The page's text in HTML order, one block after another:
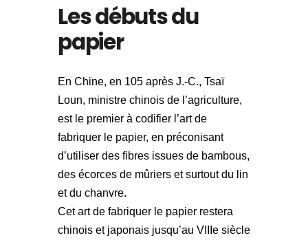
Les débuts du
papier
En Chine, en 105 après J.-C., Tsaï
Loun, ministre chinois de l’agriculture,
est le premier à codifier l’art de
fabriquer le papier, en préconisant
d’utiliser des fibres issues de bambous,
des écorces de mûriers et surtout du lin
et du chanvre.
Cet art de fabriquer le papier restera
chinois et japonais jusqu’au VIIIe siècle